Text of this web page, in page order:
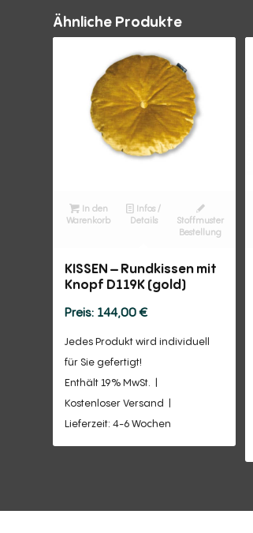
Ähnliche Produkte
In den
Warenkorb
Infos /
Details
Stoffmuster
Bestellung
KISSEN – Rundkissen mit
Knopf D119K (gold)
144,00€
Jedes Produkt wird individuell
für Sie gefertigt!
Enthält 19% MwSt.
Kostenloser Versand
Lieferzeit: 4-6 Wochen